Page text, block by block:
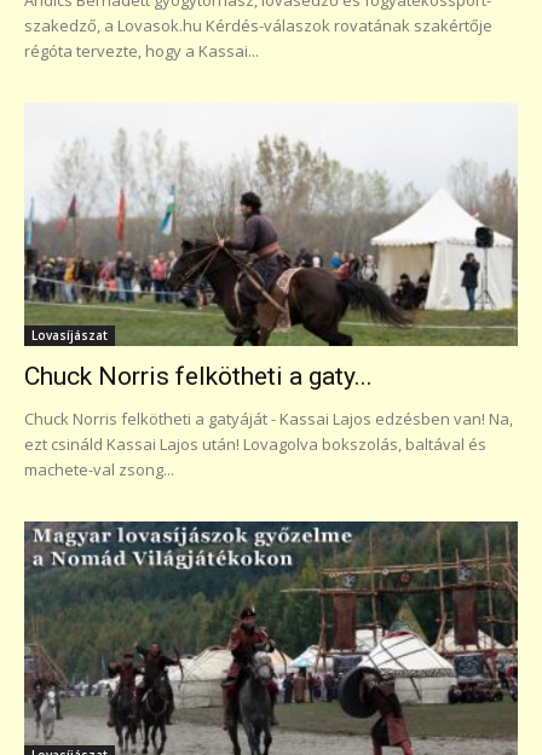
szakedző, a Lovasok.hu Kérdés-válaszok rovatának szakértője
régóta tervezte, hogy a Kassai...
Lovasíjászat
Chuck Norris felkötheti a gaty...
Chuck Norris felkötheti a gatyáját - Kassai Lajos edzésben van! Na,
ezt csináld Kassai Lajos után! Lovagolva bokszolás, baltával és
machete-val zsong...